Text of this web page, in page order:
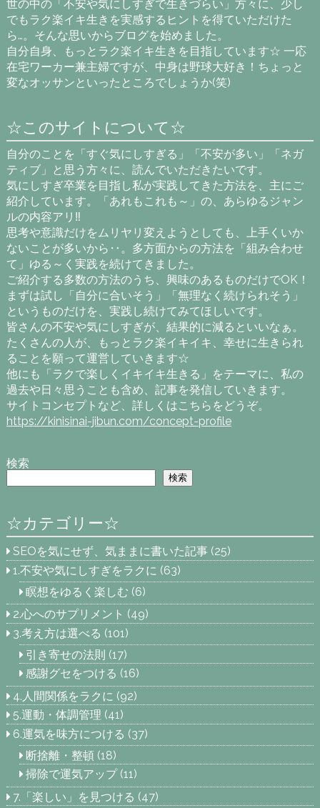
世の中の「不安や気にしすぎで生きづらい」方々に、少し
でもラク楽イキ生きを実感するヒントを得ていただけた
ら…。そんな思いからブログを始めました。
自分自身、もっとラク楽イキ生きを目指しています☆ 一応
在宅ワーカー兼主婦ですが、中身は野球大好き！ちょっと
変なオッサンといったところでしょうか(笑)
☆このサイトについて☆
自分のことを「すぐ気にしすぎる」「不安が多い」「ネガ
ティブ」と思う方々に、読んでいただきたいです。
気にしすぎ卒業を目指し私が実践してきた方法を、主にご
紹介しています。「あれもこれも～」の、あらゆるジャン
ルの内容アリ‼
思考や意識だけをムリヤリ変えようとしても、上手くいか
ないことが多いから‥。多方面からの方法を「組み合わせ
て」ゆる～く実践を続けてきました。
ご紹介する多数の方法のうち、興味のあるものだけでOK！
まずは試し「自分に合いそう」「無理なく続けられそう」
というものだけを、実践し続けてみてほしいです。
皆さんの不安や気にしすぎが、結果的に減るといいなぁ。
たくさんの人が、もっとラク楽イキイキ、幸せに生きられ
ることを願って運営していきます☆
他にも「ラクで楽しくイキイキ生きる」をテーマに、私の
過去や日々思うことも含め、記事を発信していきます。
サイトコンセプトなど、詳しくはこちらをどうぞ。
https://kinisinai-jibun.com/concept-profile
検索
検索
☆カテゴリー☆
SEOを気にせず、気ままに書いた記事 (25)
1.不安や気にしすぎをラクに (63)
瞑想をゆるく楽しむ (6)
2.心へのサプリメント (49)
3.考え方は選べる (101)
引き寄せの法則 (17)
感謝グセをつける (16)
4.人間関係をラクに (92)
5.運動・体調管理 (41)
6.運気を味方につける (37)
断捨離・整頓(18)
掃除で運気アップ(11)
7.「楽しい」を見つける (47)